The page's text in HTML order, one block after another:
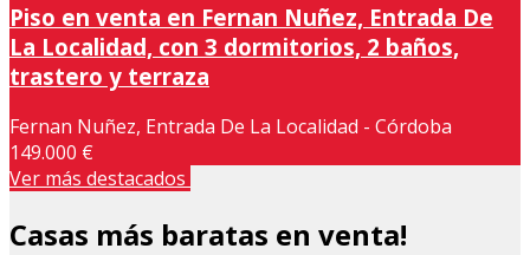
Piso en venta en Fernan Nuñez, Entrada De
La Localidad, con 3 dormitorios, 2 baños,
trastero y terraza
Fernan Nuñez, Entrada De La Localidad - Córdoba
149.000 €
Ver más destacados
Casas más baratas en venta!